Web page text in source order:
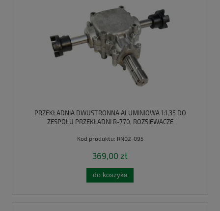
PRZEKŁADNIA DWUSTRONNA ALUMINIOWA 1:1,35 DO
ZESPOŁU PRZEKŁADNI R-770, ROZSIEWACZE
Kod produktu: RN02-095
369,00 zł
do koszyka